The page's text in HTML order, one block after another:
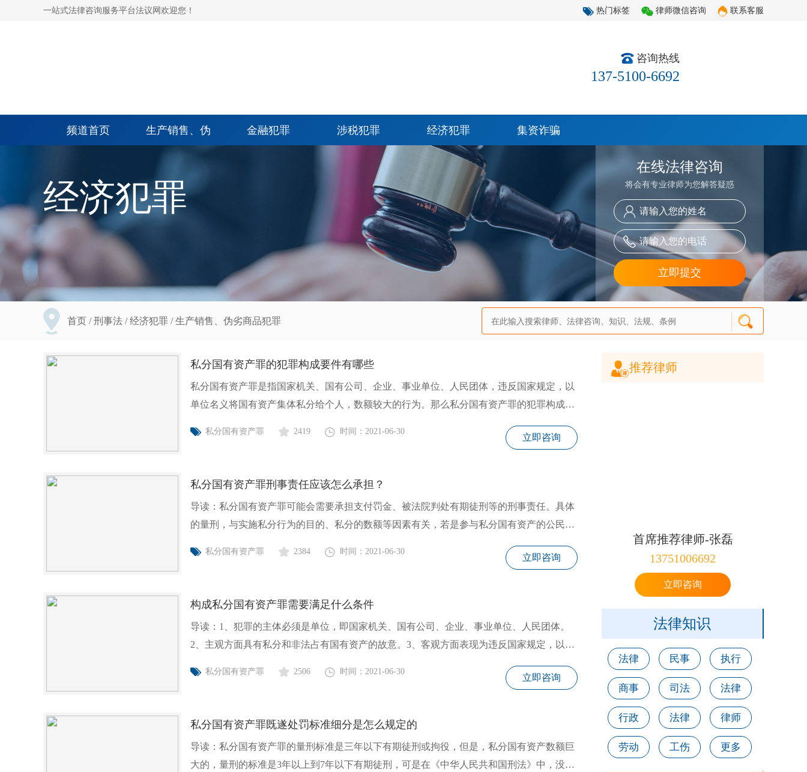
一站式法律咨询服务平台法议网欢迎您！ 热门标签 律师微信咨询 联系客服
咨询热线
137-5100-6692
频道首页 生产销售、伪 金融犯罪 涉税犯罪 经济犯罪 集资诈骗
经济犯罪
在线法律咨询
将会有专业律师为您解答疑惑
首页 /刑事法 /经济犯罪 /生产销售、伪劣商品犯罪
推荐律师
首席推荐律师-张磊
13751006692
立即咨询
法律知识
法律 民事 执行
商事 司法 法律
行政 法律 律师
劳动 工伤 更多
私分国有资产罪的犯罪构成要件有哪些
私分国有资产罪是指国家机关、国有公司、企业、事业单位、人民团体，违反国家规定，以
单位名义将国有资产集体私分给个人，数额较大的行为。那么私分国有资产罪的犯罪构成要
私分国有资产罪 2419 时间：2021-06-30
立即咨询
私分国有资产罪刑事责任应该怎么承担？
导读：私分国有资产罪可能会需要承担支付罚金、被法院判处有期徒刑等的刑事责任。具体
的量刑，与实施私分行为的目的、私分的数额等因素有关，若是参与私分国有资产的公民，
私分国有资产罪 2384 时间：2021-06-30
立即咨询
构成私分国有资产罪需要满足什么条件
导读：1、犯罪的主体必须是单位，即国家机关、国有公司、企业、事业单位、人民团体。
2、主观方面具有私分和非法占有国有资产的故意。3、客观方面表现为违反国家规定，以单
私分国有资产罪 2506 时间：2021-06-30
立即咨询
私分国有资产罪既遂处罚标准细分是怎么规定的
导读：私分国有资产罪的量刑标准是三年以下有期徒刑或拘役，但是，私分国有资产数额巨
大的，量刑的标准是3年以上到7年以下有期徒刑，可是在《中华人民共和国刑法》中，没有